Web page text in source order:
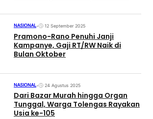
NASIONAL• 12 September 2025
Pramono-Rano Penuhi Janji
Kampanye, Gaji RT/RW Naik di
Bulan Oktober
NASIONAL• 24 Agustus 2025
Dari Bazar Murah hingga Organ
Tunggal, Warga Tolengas Rayakan
Usia ke-105